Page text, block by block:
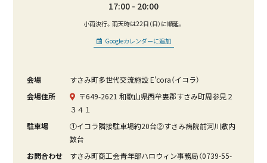
17:00 20:00
小雨決行。雨天時は22日（日）に順延。
Googleカレンダーに追加
会場
すさみ町多世代交流施設 E'cora（イコラ）
会場住所
〒649-2621 和歌山県西牟婁郡すさみ町周参見２
３４１
駐車場
①イコラ隣接駐車場約20台②すさみ病院前河川敷内
数台
お問合わせ
すさみ町商工会青年部ハロウィン事務局（0739-55-